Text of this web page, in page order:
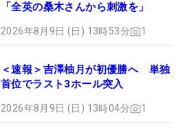
「全英の桑木さんから刺激を」
2026年8月9日 (日) 13時53分 1
＜速報＞吉澤柚月が初優勝へ 単独
首位でラスト3ホール突入
2026年8月9日 (日) 13時04分 1